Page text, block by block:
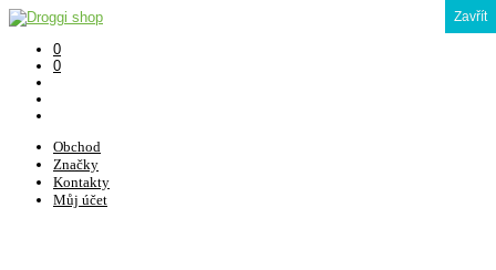
0
0
Obchod
Značky
Kontakty
Můj účet
Zavřít